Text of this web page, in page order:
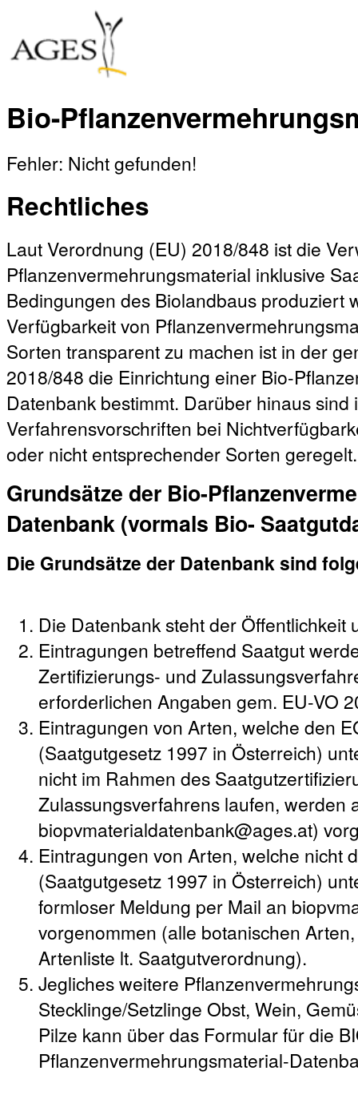
Bio-
Fehler: Nicht gefunden!
Rechtliches
Laut Verordnung (EU) 2018/848 ist die
Pflanzenvermehrungsmaterial inklusive
Bedingungen des Biolandbaus produziert
Verfügbarkeit von
Sorten transparent zu machen ist in der
2018/848 die Einrichtung einer Bio-
Datenbank bestimmt. Darüber hinaus
Verfahrensvorschriften bei
oder nicht entsprechender Sorten geregelt.
Grundsätze der Bio-
Datenbank (vormals Bio-
Die Grundsätze der Datenbank sind
Die Datenbank steht der Öffentlichkeit
Eintragungen betreffend Saatgut
Zertifizierungs- und
erforderlichen Angaben gem. EU-VO
Eintragungen von Arten, welche den
(Saatgutgesetz 1997 in Österreich)
nicht im Rahmen des
Zulassungsverfahrens laufen, werden
biopvmaterialdatenbank@ages.at)
Eintragungen von Arten, welche nicht
(Saatgutgesetz 1997 in Österreich)
formloser Meldung per Mail an
vorgenommen (alle botanischen
Artenliste lt. Saatgutverordnung).
Jegliches weitere
Stecklinge/Setzlinge Obst, Wein,
Pilze kann über das Formular für die
Pflanzenvermehrungsmaterial-